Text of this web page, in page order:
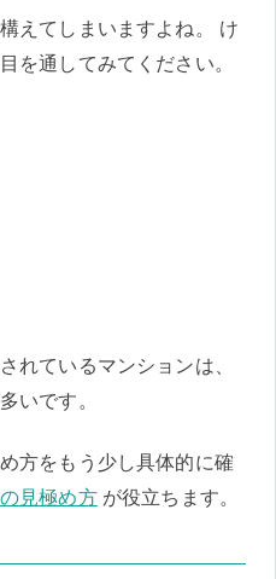
えてしまいますよね。 け
を通してみてください。
れているマンションは、
いです。
方をもう少し具体的に確
見極め方が役立ちます。